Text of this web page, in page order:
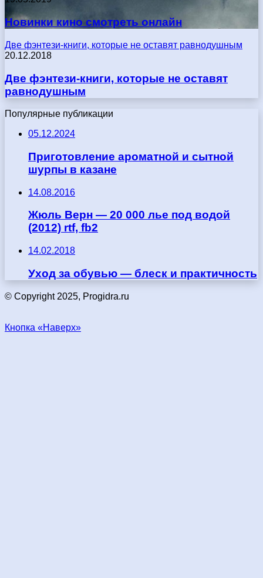
Новинки кино смотреть онлайн
Две фэнтези-книги, которые не оставят равнодушным
20.12.2018
Две фэнтези-книги, которые не оставят
равнодушным
Популярные публикации
05.12.2024
Приготовление ароматной и сытной
шурпы в казане
14.08.2016
Жюль Верн — 20 000 лье под водой
(2012) rtf, fb2
14.02.2018
Уход за обувью — блеск и практичность
© Copyright 2025, Progidra.ru
Кнопка «Наверх»